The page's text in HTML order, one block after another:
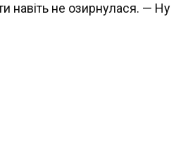
навіть не озирнулася. — Ну